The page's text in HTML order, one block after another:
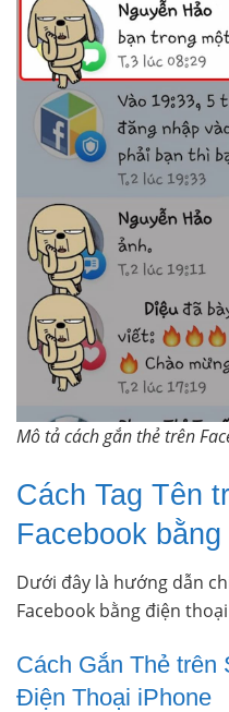
Mô tả cách gắn thẻ trên
Cách Tag Tên
Facebook
Dưới đây là hướng dẫn
Facebook bằng điện
Cách Gắn Thẻ trên
Điện Thoại iPhone